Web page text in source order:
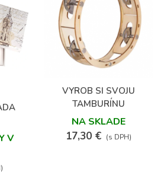
V
VYROB SI SVOJU
TAMBURÍNU
NA SKLADE
17,30 € (s DPH)